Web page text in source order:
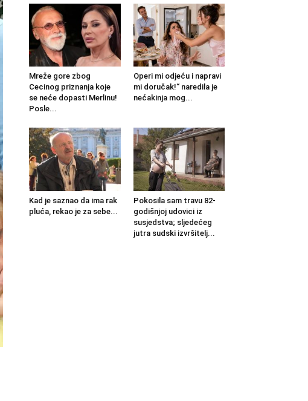
Mreže gore zbog
Cecinog priznanja koje
se neće dopasti Merlinu!
Posle...
Operi mi odjeću i napravi
mi doručak!“ naredila je
nećakinja mog...
Kad je saznao da ima rak
pluća, rekao je za sebe...
Pokosila sam travu 82-
godišnjoj udovici iz
susjedstva; sljedećeg
jutra sudski izvršitelj...